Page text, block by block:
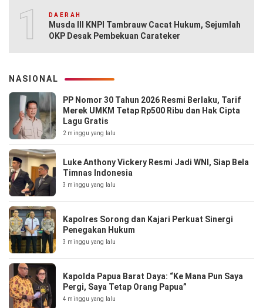
10DAERAH
Musda III KNPI Tambrauw Cacat Hukum, Sejumlah
OKP Desak Pembekuan Carateker
NASIONAL
PP Nomor 30 Tahun 2026 Resmi Berlaku, Tarif
Merek UMKM Tetap Rp500 Ribu dan Hak Cipta
Lagu Gratis
2 minggu yang lalu
Luke Anthony Vickery Resmi Jadi WNI, Siap Bela
Timnas Indonesia
3 minggu yang lalu
Kapolres Sorong dan Kajari Perkuat Sinergi
Penegakan Hukum
3 minggu yang lalu
Kapolda Papua Barat Daya: “Ke Mana Pun Saya
Pergi, Saya Tetap Orang Papua”
4 minggu yang lalu